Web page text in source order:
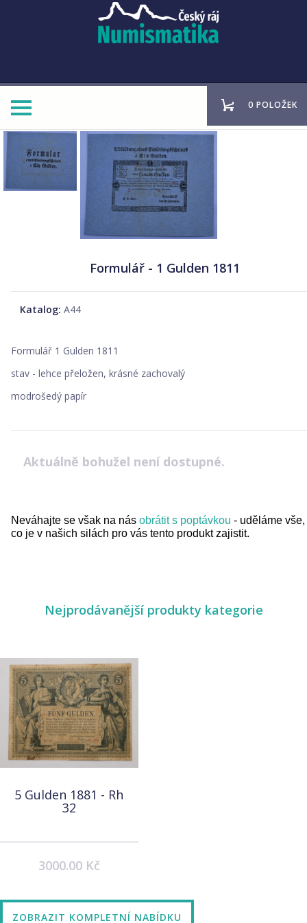
0 POLOŽEK
Formulář - 1 Gulden 1811
Katalog: A44
Formulář 1 Gulden 1811
stav - lehce přeložen, krásné zachovalý
modrošedý papír
Aktuálně bohužel není dostupné.
Neváhajte se však na nás obrátit s poptávkou - uděláme vše,
co je v našich silách pro vás tento produkt zajistit.
Nejprodávanější produkty kategorie
5 Gulden 1881 - Rh
32
3000.00 Kč
ZOBRAZIT KOMPLETNÍ NABÍDKU